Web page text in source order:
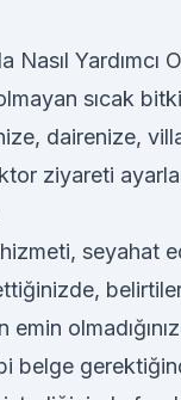
Yardımcı
sıcak
dairenize,
ziyareti
seyahat
belge